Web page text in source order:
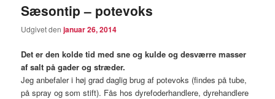
Sæsontip – potevoks
Udgivet denjanuar 26, 2014
Det er den kolde tid med sne og kulde og desværre masser
af salt på gader og stræder.
Jeg anbefaler i høj grad daglig brug af potevoks (findes på tube,
på spray og som stift). Fås hos dyrefoderhandlere, dyrehandlere